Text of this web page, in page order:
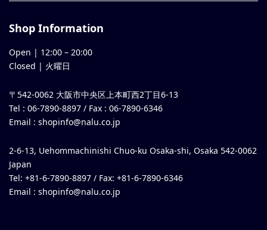
Shop Information
Open | 12:00 – 20:00
Closed | 火曜日
〒542-0062 大阪市中央区上本町西2丁目6-13
Tel : 06-7890-8897 / Fax : 06-7890-6346
Email : shopinfo@nalu.co.jp
2-6-13, Uehommachinishi Chuo-ku Osaka-shi, Osaka 542-0062
Japan
Tel: +81-6-7890-8897 / Fax: +81-6-7890-6346
Email : shopinfo@nalu.co.jp